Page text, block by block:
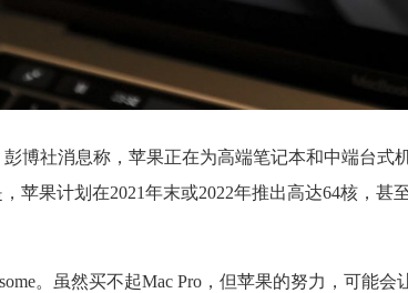
彭博社消息称，苹果正在为高端笔记本和中端台式
苹果计划在2021年末或2022年推出高达64核，
。虽然买不起Mac Pro，但苹果的努力，可能